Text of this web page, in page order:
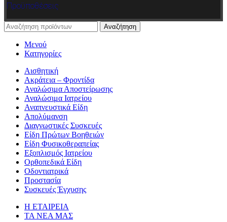
Προϋποθέσεις
Αναζήτηση
Μενού
Κατηγορίες
Αισθητική
Ακράτεια – Φροντίδα
Αναλώσιμα Αποστείρωσης
Αναλώσιμα Ιατρείου
Αναπνευστικά Είδη
Απολύμανση
Διαγνωστικές Συσκευές
Είδη Πρώτων Βοηθειών
Είδη Φυσικοθεραπείας
Εξοπλισμός Ιατρείου
Ορθοπεδικά Είδη
Οδοντιατρικά
Προστασία
Συσκευές Έγχυσης
Η ΕΤΑΙΡΕΙΑ
ΤΑ ΝΕΑ ΜΑΣ